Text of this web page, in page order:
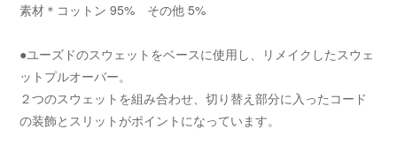
素材＊コットン 95% その他 5%
●ユーズドのスウェットをベースに使用し、リメイクしたスウェ
ットプルオーバー。
２つのスウェットを組み合わせ、切り替え部分に入ったコード
の装飾とスリットがポイントになっています。